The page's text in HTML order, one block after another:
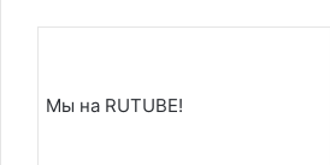
Мы на RUTUBE!